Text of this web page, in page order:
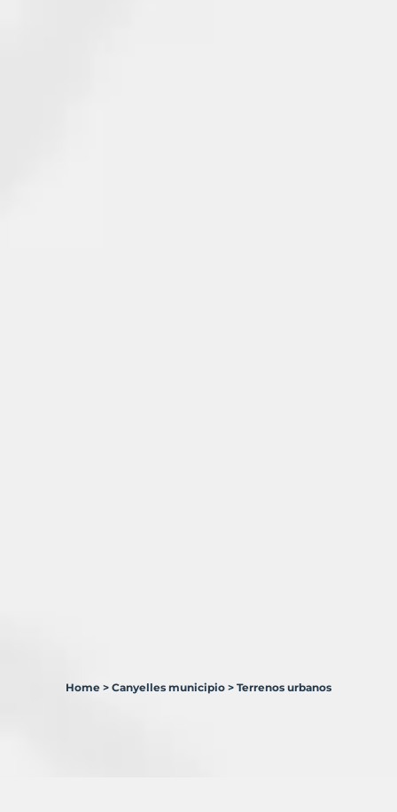
Home > Canyelles municipio > Terrenos urbanos